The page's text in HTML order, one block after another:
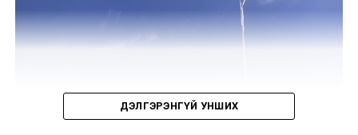
ДЭЛГЭРЭНГҮЙ УНШИХ